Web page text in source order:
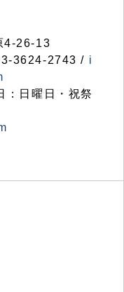
4-26-13
3624-2743 / i
日曜日・祝祭